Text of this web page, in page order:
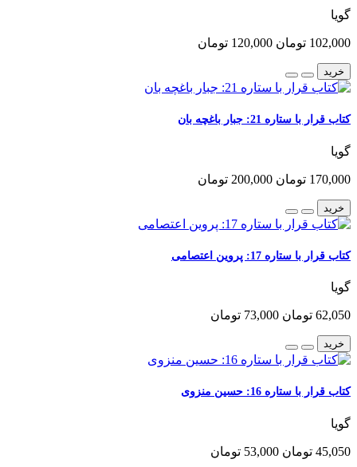
گویا
102,000 تومان 120,000 تومان
خرید
کتاب قرار با ستاره 21: جبار باغچه بان
گویا
170,000 تومان 200,000 تومان
خرید
کتاب قرار با ستاره 17: پروین اعتصامی
گویا
62,050 تومان 73,000 تومان
خرید
کتاب قرار با ستاره 16: حسین منزوی
گویا
45,050 تومان 53,000 تومان